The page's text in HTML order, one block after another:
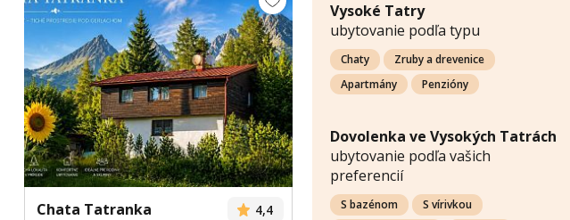
Chata Tatranka 4,4
Vysoké Tatry
ubytovanie podľa typu
Chaty
Zruby a drevenice
Apartmány
Penzióny
Dovolenka ve Vysokých Tatrách
ubytovanie podľa vašich
preferencií
S bazénom
S vírivkou